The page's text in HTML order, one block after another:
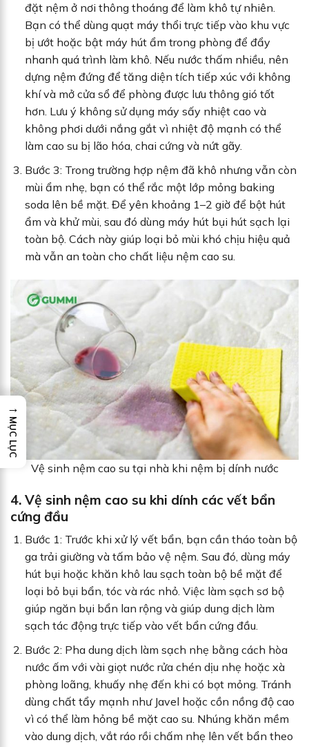
đặt nệm ở nơi thông thoáng để làm khô tự nhiên.
Bạn có thể dùng quạt máy thổi trực tiếp vào khu vực
bị ướt hoặc bật máy hút ẩm trong phòng để đẩy
nhanh quá trình làm khô. Nếu nước thấm nhiều, nên
dựng nệm đứng để tăng diện tích tiếp xúc với không
khí và mở cửa sổ để phòng được lưu thông gió tốt
hơn. Lưu ý không sử dụng máy sấy nhiệt cao và
không phơi dưới nắng gắt vì nhiệt độ mạnh có thể
làm cao su bị lão hóa, chai cứng và nứt gãy.
Bước 3: Trong trường hợp nệm đã khô nhưng vẫn còn
mùi ẩm nhẹ, bạn có thể rắc một lớp mỏng baking
soda lên bề mặt. Để yên khoảng 1–2 giờ để bột hút
ẩm và khử mùi, sau đó dùng máy hút bụi hút sạch lại
toàn bộ. Cách này giúp loại bỏ mùi khó chịu hiệu quả
mà vẫn an toàn cho chất liệu nệm cao su.
Vệ sinh nệm cao su tại nhà khi nệm bị dính nước
4. Vệ sinh nệm cao su khi dính các vết bẩn
cứng đầu
Bước 1: Trước khi xử lý vết bẩn, bạn cần tháo toàn bộ
ga trải giường và tấm bảo vệ nệm. Sau đó, dùng máy
hút bụi hoặc khăn khô lau sạch toàn bộ bề mặt để
loại bỏ bụi bẩn, tóc và rác nhỏ. Việc làm sạch sơ bộ
giúp ngăn bụi bẩn lan rộng và giúp dung dịch làm
sạch tác động trực tiếp vào vết bẩn cứng đầu.
Bước 2: Pha dung dịch làm sạch nhẹ bằng cách hòa
nước ấm với vài giọt nước rửa chén dịu nhẹ hoặc xà
phòng loãng, khuấy nhẹ đến khi có bọt mỏng. Tránh
dùng chất tẩy mạnh như Javel hoặc cồn nồng độ cao
vì có thể làm hỏng bề mặt cao su. Nhúng khăn mềm
vào dung dịch, vắt ráo rồi chấm nhẹ lên vết bẩn theo
→
MỤC LỤC